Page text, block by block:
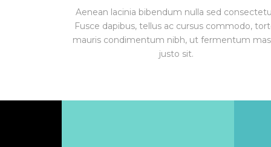
Aenean lacinia bibendum nulla sed
Fusce dapibus, tellus ac cursus commodo,
mauris condimentum nibh, ut fermentum
justo sit.